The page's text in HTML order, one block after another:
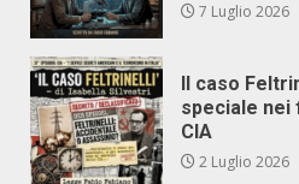
7 Luglio 2026
Il caso
speciale
CIA
2 Luglio 2026